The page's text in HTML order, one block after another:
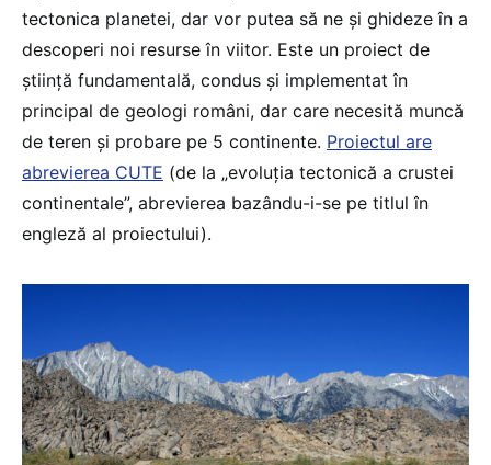
tectonica planetei, dar vor putea să ne și ghideze în a
descoperi noi resurse în viitor. Este un proiect de
știință fundamentală, condus și implementat în
principal de geologi români, dar care necesită muncă
de teren și probare pe 5 continente. Proiectul are
abrevierea CUTE (de la „evoluția tectonică a crustei
continentale”, abrevierea bazându-i-se pe titlul în
engleză al proiectului).